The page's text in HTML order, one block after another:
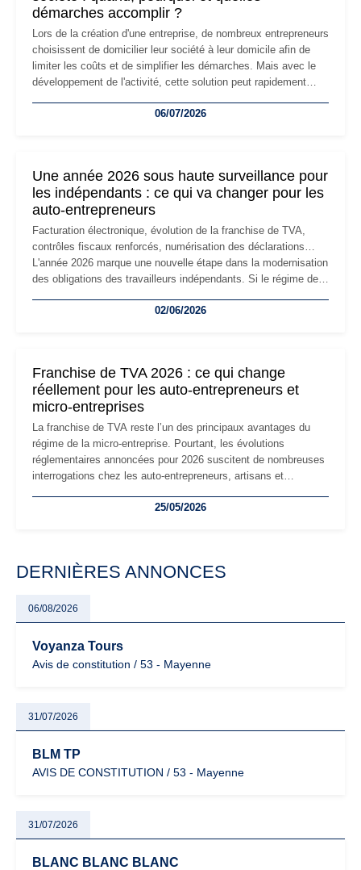
démarches accomplir ?
Lors de la création d'une entreprise, de nombreux entrepreneurs
choisissent de domicilier leur société à leur domicile afin de
limiter les coûts et de simplifier les démarches. Mais avec le
développement de l'activité, cette solution peut rapidement
professionnels, recrutement, image de marque… Le
06/07/2026
Une année 2026 sous haute surveillance pour
les indépendants : ce qui va changer pour les
auto-entrepreneurs
Facturation électronique, évolution de la franchise de TVA,
contrôles fiscaux renforcés, numérisation des déclarations…
L'année 2026 marque une nouvelle étape dans la modernisation
des obligations des travailleurs indépendants. Si le régime de
les auto-entrepreneurs devront s'adapter à un environnement
02/06/2026
Franchise de TVA 2026 : ce qui change
réellement pour les auto-entrepreneurs et
micro-entreprises
La franchise de TVA reste l’un des principaux avantages du
régime de la micro-entreprise. Pourtant, les évolutions
réglementaires annoncées pour 2026 suscitent de nombreuses
interrogations chez les auto-entrepreneurs, artisans et
facturation ou risque de bascule vers la TVA : les règles
25/05/2026
DERNIÈRES ANNONCES
06/08/2026
Voyanza Tours
Avis de constitution / 53 - Mayenne
31/07/2026
BLM TP
AVIS DE CONSTITUTION / 53 - Mayenne
31/07/2026
BLANC BLANC BLANC